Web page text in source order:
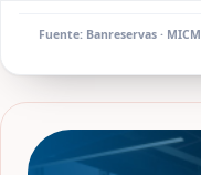
Fuente: Banreservas · MICM